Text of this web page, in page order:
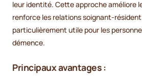
leur identité. Cette approche améliore
renforce les relations soignant-
particulièrement utile pour les
démence.
Principaux avantages :